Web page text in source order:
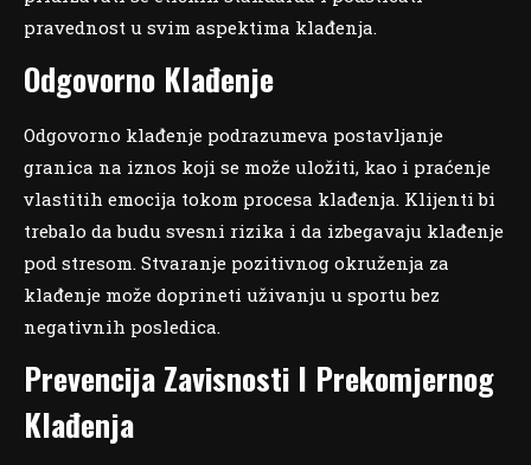
pravednost u svim aspektima klađenja.
Odgovorno Klađenje
Odgovorno klađenje podrazumeva postavljanje
granica na iznos koji se može uložiti, kao i praćenje
vlastitih emocija tokom procesa klađenja. Klijenti bi
trebalo da budu svesni rizika i da izbegavaju klađenje
pod stresom. Stvaranje pozitivnog okruženja za
klađenje može doprineti uživanju u sportu bez
negativnih posledica.
Prevencija Zavisnosti I Prekomjernog
Klađenja